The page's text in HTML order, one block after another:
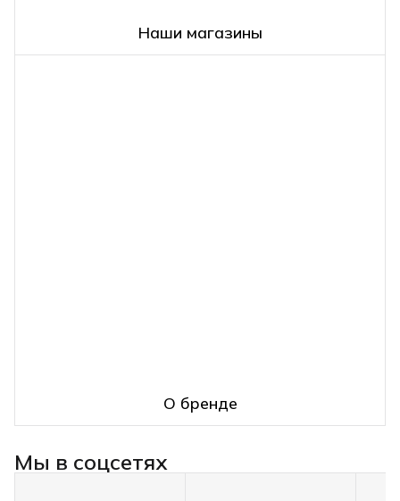
Наши магазины
О бренде
Мы в соцсетях